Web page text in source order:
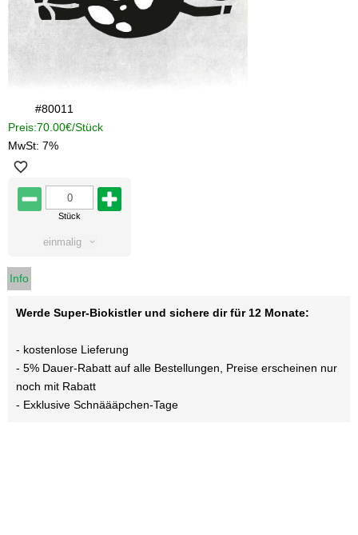
#80011
Preis:70.00€ Stück
MwSt: 7%
Stück
einmalig
Info
Werde Super-Biokistler und sichere dir für 12 Monate:
- kostenlose Lieferung
- 5% Dauer-Rabatt auf alle Bestellungen, Preise erscheinen nur
noch mit Rabatt
- Exklusive Schnäääpchen-Tage